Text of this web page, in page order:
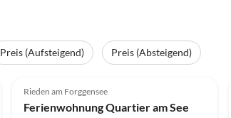
Preis (Aufsteigend) Preis (Absteigend)
Rieden am Forggensee
Ferienwohnung Quartier am See